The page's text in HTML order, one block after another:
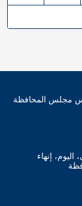
مجلس المحافظة
إنهاء